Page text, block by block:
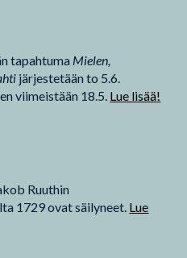
tapahtuma Mielen,
järjestetään to 5.6.
viimeistään 18.5. Lue lisää!
Ruuthin
1729 ovat säilyneet. Lue